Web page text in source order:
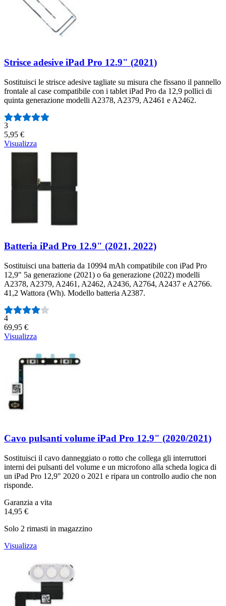
Strisce adesive iPad Pro 12.9" (2021)
Sostituisci le strisce adesive tagliate su misura che fissano il pannello
frontale al case compatibile con i tablet iPad Pro da 12,9 pollici di
quinta generazione modelli A2378, A2379, A2461 e A2462.
Numero di recensioni:
3
5,95 €
Visualizza
Batteria iPad Pro 12.9" (2021, 2022)
Sostituisci una batteria da 10994 mAh compatibile con iPad Pro
12,9" 5a generazione (2021) o 6a generazione (2022) modelli
A2378, A2379, A2461, A2462, A2436, A2764, A2437 e A2766.
41,2 Wattora (Wh). Modello batteria A2387.
Numero di recensioni:
4
69,95 €
Visualizza
Cavo pulsanti volume iPad Pro 12.9" (2020/2021)
Sostituisci il cavo danneggiato o rotto che collega gli interruttori
interni dei pulsanti del volume e un microfono alla scheda logica di
un iPad Pro 12,9" 2020 o 2021 e ripara un controllo audio che non
risponde.
Garanzia a vita
14,95 €
Solo 2 rimasti in magazzino
Visualizza